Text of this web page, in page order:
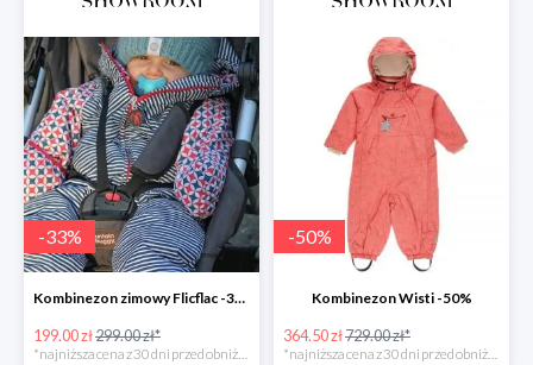
-33%
Kombinezon zimowy Flicflac -33%
199.00 zł299.00 zł*
*najniższa cena z 30 dni przed obniżką
-50%
Kombinezon Wisti -50%
364.50 zł729.00 zł*
*najniższa cena z 30 dni przed obniżką